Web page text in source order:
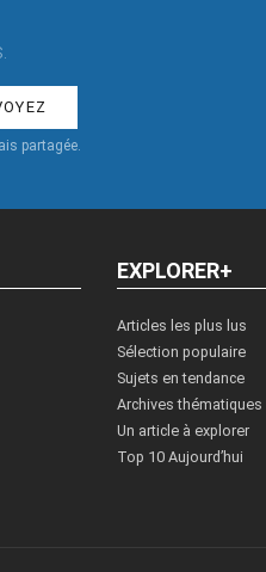
partagée.
EXPLORER+
Articles les plus lus
Sélection populaire
Sujets en tendance
Archives thématiques
Un article à explorer
Top 10 Aujourd’hui